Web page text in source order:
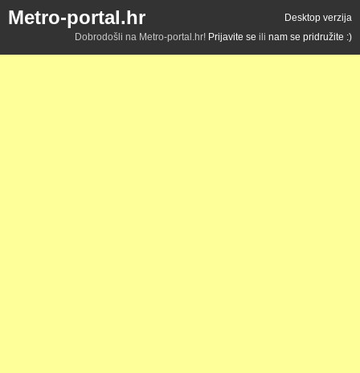
Metro-portal.hr
Desktop verzija
Dobrodošli na Metro-portal.hr! Prijavite se ili nam se pridružite :)